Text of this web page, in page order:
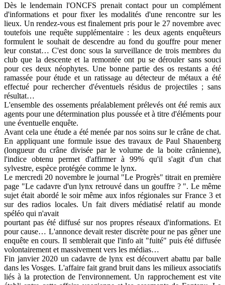
Dès le lendemain l'ONCFS prenait contact pour un complément
d'informations et pour fixer les modalités d'une rencontre sur les
lieux. Un rendez-vous est finalement pris pour le 27 novembre avec
toutefois une requête supplémentaire : les deux agents enquêteurs
formulent le souhait de descendre au fond du gouffre pour mener
leur constat… C'est donc sous la surveillance de trois membres du
club que la descente et la remontée ont pu se dérouler sans souci
pour ces deux néophytes. Une bonne partie des os restants a été
ramassée pour étude et un ratissage au détecteur de métaux a été
effectué pour rechercher d'éventuels résidus de projectiles ; sans
résultat…
L'ensemble des ossements préalablement prélevés ont été remis aux
agents pour une détermination plus poussée et à titre d'éléments pour
une éventuelle enquête.
Avant cela une étude a été menée par nos soins sur le crâne de chat.
En appliquant une formule issue des travaux de Paul Shauenberg
(longueur du crâne divisée par le volume de la boite crânienne),
l'indice obtenu permet d'affirmer à 99% qu'il s'agit d'un chat
sylvestre, espèce protégée comme le lynx.
Le mercredi 20 novembre le journal "Le Progrès" titrait en première
page "Le cadavre d'un lynx retrouvé dans un gouffre ? ". Le même
sujet était abordé le soir même aux infos régionales sur France 3 et
sur des radios locales. Un fait divers médiatisé relatif au monde
spéléo qui n'avait
pourtant pas été diffusé sur nos propres réseaux d'informations. Et
pour cause… L'annonce devait rester discrète pour ne pas gêner une
enquête en cours. Il semblerait que l'info ait "fuité" puis été diffusée
volontairement et massivement vers les médias…
Fin janvier 2020 un cadavre de lynx est découvert abattu par balle
dans les Vosges. L'affaire fait grand bruit dans les milieux associatifs
liés à la protection de l'environnement. Un rapprochement est vite